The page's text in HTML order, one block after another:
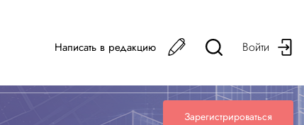
Написать в редакцию Войти
Зарегистрироваться